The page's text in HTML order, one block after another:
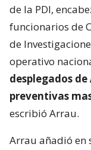
de la PDI,
funcionarios de
de
operativo
desplegados
preventivas
escribió Arrau.
Arrau añadió en